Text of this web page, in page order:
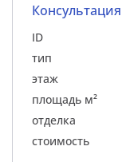
Консультация
ID
тип
этаж
площадь м²
отделка
стоимость